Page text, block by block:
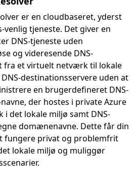
er en cloudbaseret, yderst
tjeneste. Det giver en
DNS-tjeneste uden
og videresende DNS-
fra et virtuelt netværk til lokale
destinationsservere uden at
en brugerdefineret DNS-
der hostes i private Azure
i det lokale miljø samt DNS-
domænenavne. Dette får din
fungere privat og problemfrit
lokale miljø og muliggør